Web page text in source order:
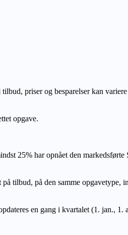
priser og besparelser kan
opgave.
25% har opnået den
tilbud, på den samme opgavetype,
en gang i kvartalet (1. jan., 1.